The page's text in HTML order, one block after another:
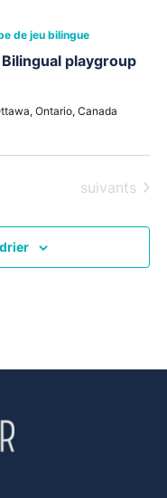
playgroup
de jeu bilingue
Ontario, Canada
Évènements
suivants